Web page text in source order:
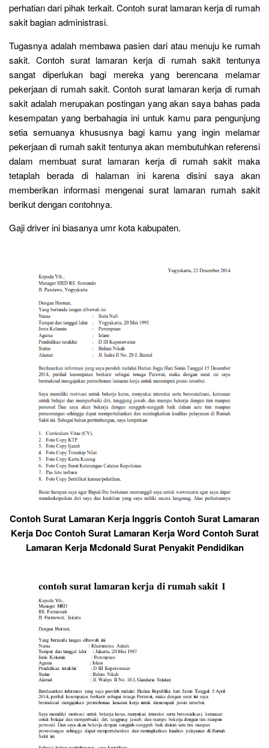
perhatian dari pihak terkait. Contoh surat lamaran kerja di rumah
sakit bagian administrasi.
Tugasnya adalah membawa pasien dari atau menuju ke rumah
sakit. Contoh surat lamaran kerja di rumah sakit tentunya
sangat diperlukan bagi mereka yang berencana melamar
pekerjaan di rumah sakit. Contoh surat lamaran kerja di rumah
sakit adalah merupakan postingan yang akan saya bahas pada
kesempatan yang berbahagia ini untuk kamu para pengunjung
setia semuanya khususnya bagi kamu yang ingin melamar
pekerjaan di rumah sakit tentunya akan membutuhkan referensi
dalam membuat surat lamaran kerja di rumah sakit maka
tetaplah berada di halaman ini karena disini saya akan
memberikan informasi mengenai surat lamaran rumah sakit
berikut dengan contohnya.
Gaji driver ini biasanya umr kota kabupaten.
Contoh Surat Lamaran Kerja Inggris Contoh Surat Lamaran
Kerja Doc Contoh Surat Lamaran Kerja Word Contoh Surat
Lamaran Kerja Mcdonald Surat Penyakit Pendidikan